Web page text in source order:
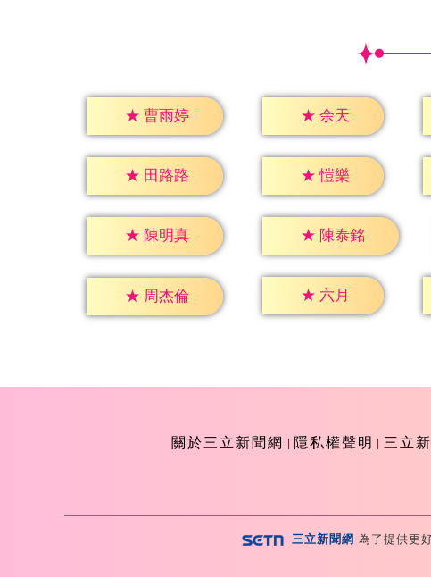
★ 曹雨婷 ★ 余天
★ 田路路 ★ 愷樂
★ 陳明真 ★ 陳泰銘
★ 周杰倫 ★ 六月
關於三立新聞網 隱私權聲明 三立
Copyright ©2026 Sanlih E-
三立新聞網 為了提供更